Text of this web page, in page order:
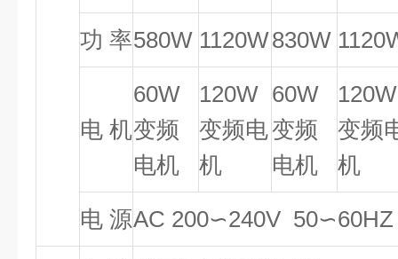
功 率580W 1120W830W
电 机
60W
变频
电机
120W
变频电
机
60W
变频
电机
120W
变频
机
电 源AC 200∽240V 50∽60HZ